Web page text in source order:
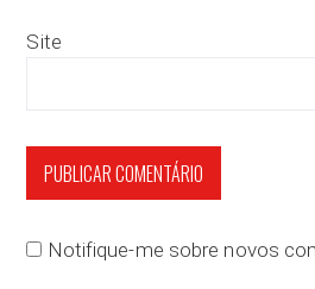
Site
Notifique-me sobre novos